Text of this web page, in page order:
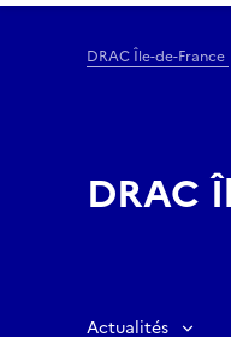
DRAC Île-de-France
DRAC
Actualités